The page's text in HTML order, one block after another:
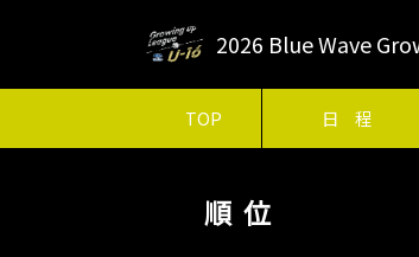
2026 Blue Wave
TOP 日 程
順位